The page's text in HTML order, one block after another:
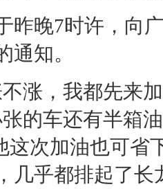
晚7时许，向广
通知。
，我都先来加
的车还有半箱
这次加油也可省
几乎都排起了